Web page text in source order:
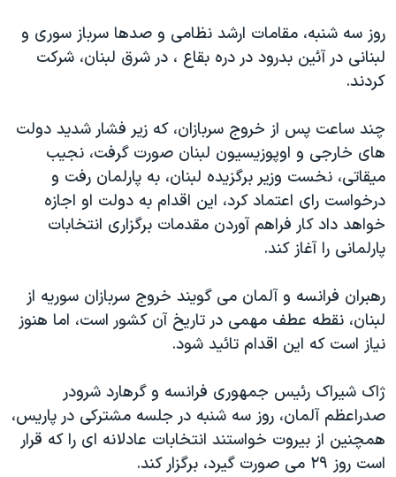
سفر پرزیدنت ترامپ به چین
روز سه شنبه، مقامات ارشد نظامی و صدها سرباز سوری و
لبنانی در آئين بدرود در دره بقاع ، در شرق لبنان، شرکت
کردند.
چند ساعت پس از خروج سربازان، که زير فشار شديد دولت
های خارجی و اوپوزيسيون لبنان صورت گرفت، نجيب
ميقاتی، نخست وزير برگزيده لبنان، به پارلمان رفت و
درخواست رای اعتماد کرد، اين اقدام به دولت او اجازه
خواهد داد کار فراهم آوردن مقدمات برگزاری انتخابات
پارلمانی را آغاز کند.
رهبران فرانسه و آلمان می گويند خروج سربازان سوريه از
لبنان، نقطه عطف مهمی در تاريخ آن کشور است، اما هنوز
نياز است که اين اقدام تائيد شود.
ژاک شيراک رئيس جمهوری فرانسه و گرهارد شرودر
صدراعظم آلمان، روز سه شنبه در جلسه مشترکی در پاريس،
همچنين از بيروت خواستند انتخابات عادلانه ای را که قرار
است روز ۲۹ می صورت گيرد، برگزار کند.